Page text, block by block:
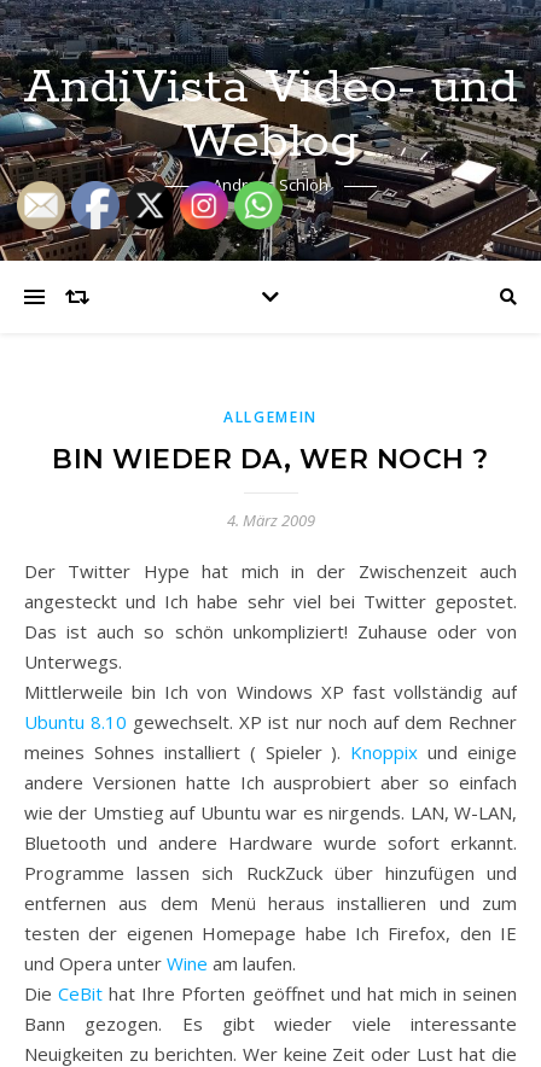
AndiVista Video- und
Weblog
Andreas Schloh
ALLGEMEIN
BIN WIEDER DA, WER NOCH ?
4. März 2009
Der Twitter Hype hat mich in der Zwischenzeit auch
angesteckt und Ich habe sehr viel bei Twitter gepostet.
Das ist auch so schön unkompliziert! Zuhause oder von
Unterwegs.
Mittlerweile bin Ich von Windows XP fast vollständig auf
Ubuntu 8.10 gewechselt. XP ist nur noch auf dem Rechner
meines Sohnes installiert ( Spieler ). Knoppix und einige
andere Versionen hatte Ich ausprobiert aber so einfach
wie der Umstieg auf Ubuntu war es nirgends. LAN, W-LAN,
Bluetooth und andere Hardware wurde sofort erkannt.
Programme lassen sich RuckZuck über hinzufügen und
entfernen aus dem Menü heraus installieren und zum
testen der eigenen Homepage habe Ich Firefox, den IE
und Opera unter Wine am laufen.
DieCeBit hat Ihre Pforten geöffnet und hat mich in seinen
Bann gezogen. Es gibt wieder viele interessante
Neuigkeiten zu berichten. Wer keine Zeit oder Lust hat die